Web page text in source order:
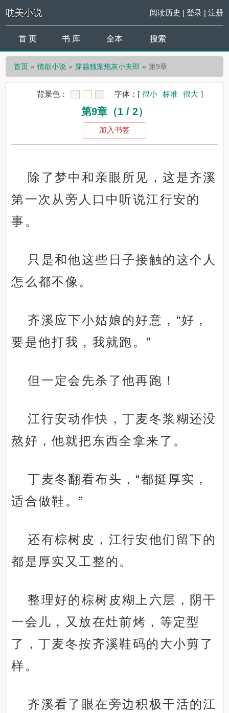
耽美小说 阅读历史 | 登录| 注册
首 页 书 库 全本 搜索
首页 情欲小说 穿越独宠炮灰小夫郎 第9章
背景色： 字体： [ 很小 标准 很大 ]
第9章（1 / 2）
加入书签
除了梦中和亲眼所见，这是齐溪
第一次从旁人口中听说江行安的
事。
只是和他这些日子接触的这个人
怎么都不像。
齐溪应下小姑娘的好意，“好，
要是他打我，我就跑。”
但一定会先杀了他再跑！
江行安动作快，丁麦冬浆糊还没
熬好，他就把东西全拿来了。
丁麦冬翻看布头，“都挺厚实，
适合做鞋。”
还有棕树皮，江行安他们留下的
都是厚实又工整的。
整理好的棕树皮糊上六层，阴干
一会儿，又放在灶前烤，等定型
了，丁麦冬按齐溪鞋码的大小剪了
样。
齐溪看了眼在旁边积极干活的江